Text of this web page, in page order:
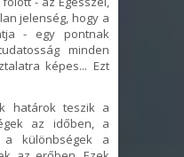
jelenség, hogy a
- egy pontnak
minden
képes... Ezt
határok teszik a
az időben, a
különbségek a